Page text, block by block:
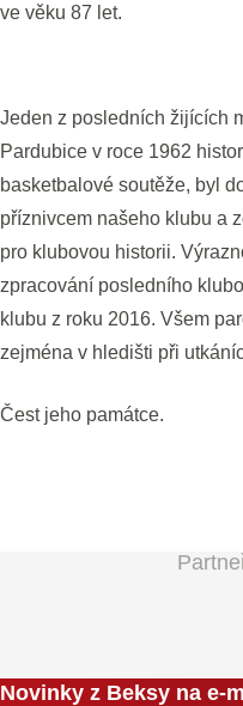
ve věku 87 let.
Jeden z posledních žijících
Pardubice v roce 1962
basketbalové soutěže, byl
příznivcem našeho klubu a
pro klubovou historii.
zpracování posledního
klubu z roku 2016. Všem
zejména v hledišti při
Čest jeho památce.
Novinky z Beksy na e-